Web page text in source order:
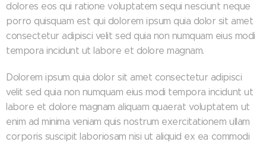
dolores eos qui ratione voluptatem sequi nesciunt neque
porro quisquam est qui dolorem ipsum quia dolor sit amet
consectetur adipisci velit sed quia non numquam eius modi
tempora incidunt ut labore et dolore magnam.
Dolorem ipsum quia dolor sit amet consectetur adipisci
velit sed quia non numquam eius modi tempora incidunt ut
labore et dolore magnam aliquam quaerat voluptatem ut
enim ad minima veniam quis nostrum exercitationem ullam
corporis suscipit laboriosam nisi ut aliquid ex ea commodi